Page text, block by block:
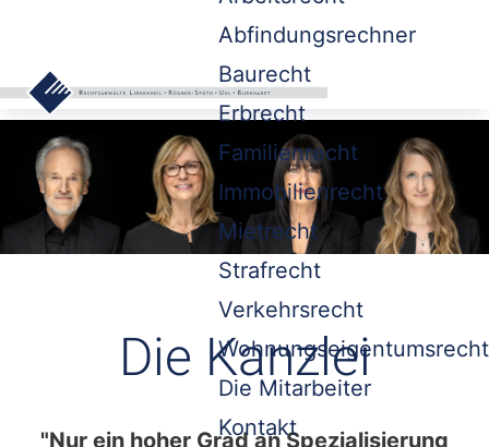
Abfindungsrechner
Baurecht
Erbrecht
Familienrecht
Immobilienrecht
Mietrecht
Strafrecht
Verkehrsrecht
Wohnungseigentumsrecht
Die Mitarbeiter
Kontakt
Die Kanzlei
"Nur ein hoher Grad an Spezialisierung